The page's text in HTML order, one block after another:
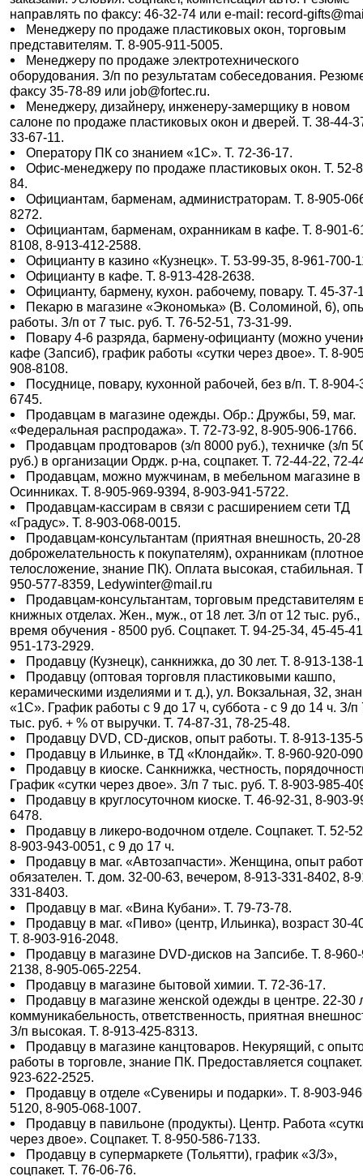
направлять по факсу: 46-32-74 или e-mail: record-
Менеджеру по продаже пластиковых окон, торговым
представителям. Т. 8-905-911-5005.
Менеджеру по продаже электротехнического
оборудования. З/п по результатам собеседования.
факсу 35-78-89 или job@fortec.ru.
Менеджеру, дизайнеру, инженеру-замерщику в новом
салоне по продаже пластиковых окон и дверей. Т. 38-44-
33-67-11.
Оператору ПК со знанием «1С». Т. 72-36-17.
Офис-менеджеру по продаже пластиковых окон. Т. 52-
84.
Официантам, барменам, администраторам. Т. 8-905-
8272.
Официантам, барменам, охранникам в кафе. Т. 8-901-
8108, 8-913-412-2588.
Официанту в казино «Кузнецк». Т. 53-99-35, 8-961-700-
Официанту в кафе. Т. 8-913-428-2638.
Официанту, бармену, кухон. рабочему, повару. Т. 45-37-
Пекарю в магазине «Экономька» (В. Соломиной, 6),
работы. З/п от 7 тыс. руб. Т. 76-52-51, 73-31-99.
Повару 4-6 разряда, бармену-официанту (можно
кафе (Запсиб), график работы «сутки через двое». Т. 8-
908-8108.
Посуднице, повару, кухонной рабочей, без в/п. Т. 8-904-
6745.
Продавцам в магазине одежды. Обр.: Дружбы, 59, маг.
«Федеральная распродажа». Т. 72-73-92, 8-905-906-1766.
Продавцам продтоваров (з/п 8000 руб.), техничке (з/п
руб.) в организации Ордж. р-на, соцпакет. Т. 72-44-22, 72-
Продавцам, можно мужчинам, в мебельном магазине в
Осинниках. Т. 8-905-969-9394, 8-903-941-5722.
Продавцам-кассирам в связи с расширением сети ТД
«Градус». Т. 8-903-068-0015.
Продавцам-консультантам (приятная внешность, 20-28
доброжелательность к покупателям), охранникам
телосложение, знание ПК). Оплата высокая, стабильная.
950-577-8359, Ledywinter@mail.ru
Продавцам-консультантам, торговым представителям
книжных отделах. Жен., муж., от 18 лет. З/п от 12 тыс. руб.,
время обучения - 8500 руб. Соцпакет. Т. 94-25-34, 45-45-
951-173-2929.
Продавцу (Кузнецк), санкнижка, до 30 лет. Т. 8-913-138-
Продавцу (оптовая торговля пластиковыми кашпо,
керамическими изделиями и т. д.), ул. Вокзальная, 32,
«1С». График работы с 9 до 17 ч, суббота - с 9 до 14 ч. З/п
тыс. руб. + % от выручки. Т. 74-87-31, 78-25-48.
Продавцу DVD, CD-дисков, опыт работы. Т. 8-913-135-
Продавцу в Ильинке, в ТД «Клондайк». Т. 8-960-920-
Продавцу в киоске. Санкнижка, честность,
График «сутки через двое». З/п 7 тыс. руб. Т. 8-903-985-
Продавцу в круглосуточном киоске. Т. 46-92-31, 8-903-
6478.
Продавцу в ликеро-водочном отделе. Соцпакет. Т. 52-
8-903-943-0051, с 9 до 17 ч.
Продавцу в маг. «Автозапчасти». Женщина, опыт
обязателен. Т. дом. 32-00-63, вечером, 8-913-331-8402, 8-
331-8403.
Продавцу в маг. «Вина Кубани». Т. 79-73-78.
Продавцу в маг. «Пиво» (центр, Ильинка), возраст 30-
Т. 8-903-916-2048.
Продавцу в магазине DVD-дисков на Запсибе. Т. 8-
2138, 8-905-065-2254.
Продавцу в магазине бытовой химии. Т. 72-36-17.
Продавцу в магазине женской одежды в центре. 22-30
коммуникабельность, ответственность, приятная
З/п высокая. Т. 8-913-425-8313.
Продавцу в магазине канцтоваров. Некурящий, с
работы в торговле, знание ПК. Предоставляется
923-622-2525.
Продавцу в отделе «Сувениры и подарки». Т. 8-903-
5120, 8-905-068-1007.
Продавцу в павильоне (продукты). Центр. Работа
через двое». Соцпакет. Т. 8-950-586-7133.
Продавцу в супермаркете (Тольятти), график «3/3»,
соцпакет. Т. 76-06-76.